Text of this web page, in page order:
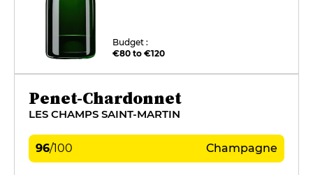
Budget :
€80 to €120
Penet-Chardonnet
LES CHAMPS SAINT-MARTIN
96/100 Champagne